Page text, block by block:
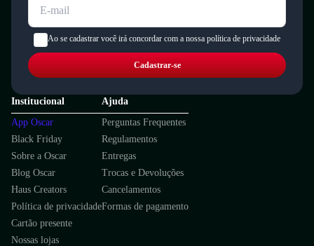
Garantia
Este produto possui uma garantia contra defeitos de fabricação válida por
um período de 90 dias.
Ao se cadastrar você irá concordar com a nossa política de privacidade
Cadastrar-se
Institucional
App Oscar
Black Friday
Sobre a Oscar
Blog Oscar
Haus Creators
Política de privacidade
Cartão presente
Nossas lojas
Ajuda
Perguntas Frequentes
Regulamentos
Entregas
Trocas e Devoluções
Cancelamentos
Formas de pagamento